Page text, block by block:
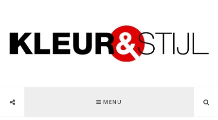
MENU